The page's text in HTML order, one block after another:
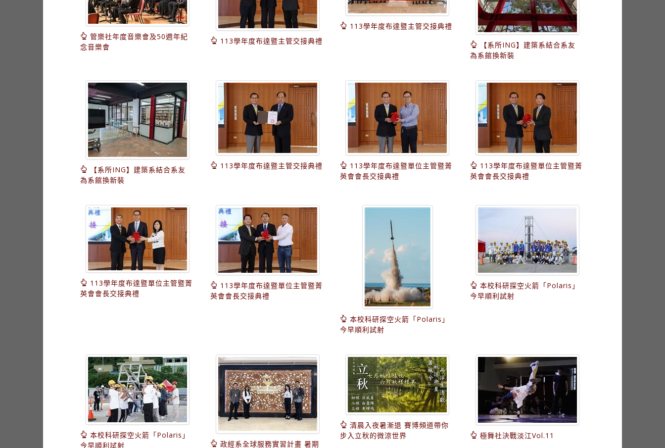
管樂社年度音樂會及50週年紀
念音樂會
113學年度布達暨主管交接典禮
113學年度布達暨主管交接典禮
【系所ING】建築系結合系友
為系館換新裝
【系所ING】建築系結合系友
為系館換新裝
113學年度布達暨主管交接典禮
113學年度布達暨單位主管暨菁
英會會長交接典禮
113學年度布達暨單位主管暨菁
英會會長交接典禮
113學年度布達暨單位主管暨菁
英會會長交接典禮
113學年度布達暨單位主管暨菁
英會會長交接典禮
本校科研探空火箭「Polaris」
今早順利試射
本校科研探空火箭「Polaris」
今早順利試射
本校科研探空火箭「Polaris」
今早順利試射
政經系全球服務實習計畫 暑期
清晨入夜暑漸退 賽博頻道帶你
步入立秋的微涼世界
極舞社決戰淡江Vol.11